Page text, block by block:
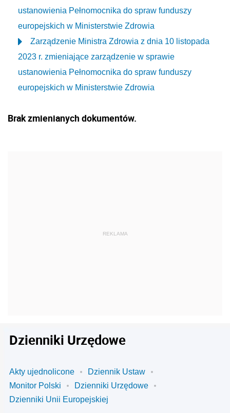
ustanowienia Pełnomocnika do spraw funduszy
europejskich w Ministerstwie Zdrowia
Zarządzenie Ministra Zdrowia z dnia 10 listopada
2023 r. zmieniające zarządzenie w sprawie
ustanowienia Pełnomocnika do spraw funduszy
europejskich w Ministerstwie Zdrowia
Brak zmienianych dokumentów.
Dzienniki Urzędowe
Akty ujednolicone
Dziennik Ustaw
Monitor Polski
Dzienniki Urzędowe
Dzienniki Unii Europejskiej